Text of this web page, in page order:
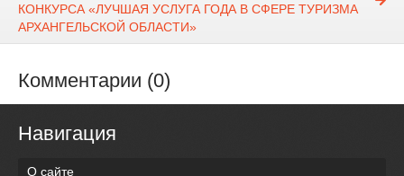
КОНКУРСА «ЛУЧШАЯ УСЛУГА ГОДА В СФЕРЕ ТУРИЗМА
АРХАНГЕЛЬСКОЙ ОБЛАСТИ»
Комментарии (0)
Навигация
О сайте